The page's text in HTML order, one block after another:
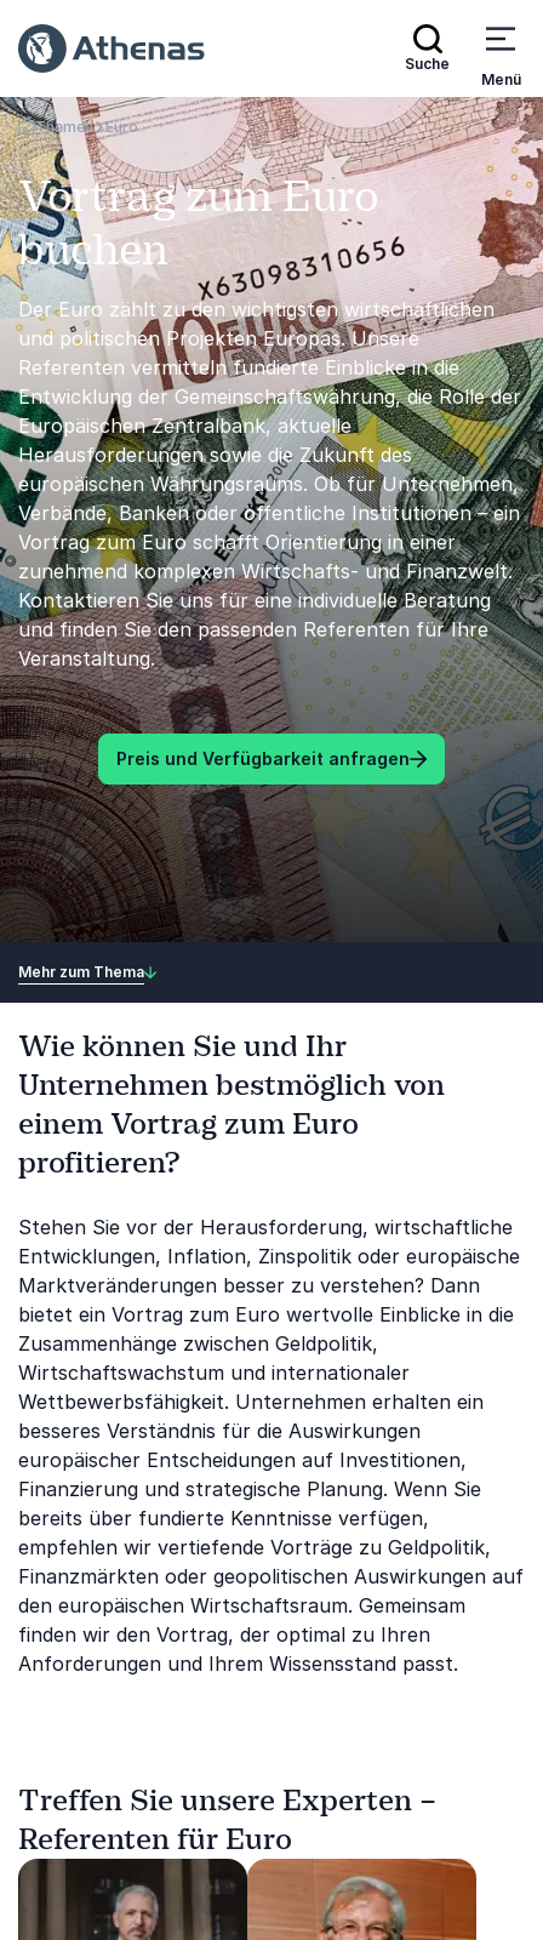
Suche
Menü
Zurück zur Startseite
Themen Euro
Vortrag zum Euro
buchen
Der Euro zählt zu den wichtigsten wirtschaftlichen
und politischen Projekten Europas. Unsere
Referenten vermitteln fundierte Einblicke in die
Entwicklung der Gemeinschaftswährung, die Rolle der
Europäischen Zentralbank, aktuelle
Herausforderungen sowie die Zukunft des
europäischen Währungsraums. Ob für Unternehmen,
Verbände, Banken oder öffentliche Institutionen – ein
Vortrag zum Euro schafft Orientierung in einer
zunehmend komplexen Wirtschafts- und Finanzwelt.
Kontaktieren Sie uns für eine individuelle Beratung
und finden Sie den passenden Referenten für Ihre
Veranstaltung.
Preis und Verfügbarkeit anfragen
Mehr zum Thema
Wie können Sie und Ihr
Unternehmen bestmöglich von
einem Vortrag zum Euro
profitieren?
Stehen Sie vor der Herausforderung, wirtschaftliche
Entwicklungen, Inflation, Zinspolitik oder europäische
Marktveränderungen besser zu verstehen? Dann
bietet ein Vortrag zum Euro wertvolle Einblicke in die
Zusammenhänge zwischen Geldpolitik,
Wirtschaftswachstum und internationaler
Wettbewerbsfähigkeit. Unternehmen erhalten ein
besseres Verständnis für die Auswirkungen
europäischer Entscheidungen auf Investitionen,
Finanzierung und strategische Planung. Wenn Sie
bereits über fundierte Kenntnisse verfügen,
empfehlen wir vertiefende Vorträge zu Geldpolitik,
Finanzmärkten oder geopolitischen Auswirkungen auf
den europäischen Wirtschaftsraum. Gemeinsam
finden wir den Vortrag, der optimal zu Ihren
Anforderungen und Ihrem Wissensstand passt.
Treffen Sie unsere Experten –
Referenten für Euro